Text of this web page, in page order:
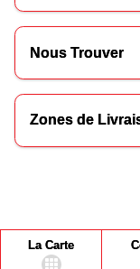
Nous Trouver
Zones de
La Carte